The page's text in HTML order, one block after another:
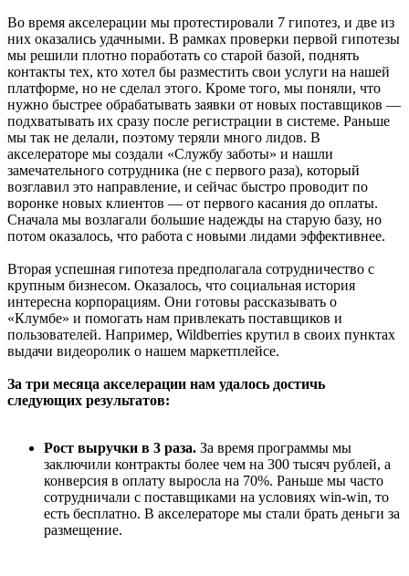
Во время акселерации мы протестировали 7 гипотез, и две из
них оказались удачными. В рамках проверки первой гипотезы
мы решили плотно поработать со старой базой, поднять
контакты тех, кто хотел бы разместить свои услуги на нашей
платформе, но не сделал этого. Кроме того, мы поняли, что
нужно быстрее обрабатывать заявки от новых поставщиков —
подхватывать их сразу после регистрации в системе. Раньше
мы так не делали, поэтому теряли много лидов. В
акселераторе мы создали «Службу заботы» и нашли
замечательного сотрудника (не с первого раза), который
возглавил это направление, и сейчас быстро проводит по
воронке новых клиентов — от первого касания до оплаты.
Сначала мы возлагали большие надежды на старую базу, но
потом оказалось, что работа с новыми лидами эффективнее.
Вторая успешная гипотеза предполагала сотрудничество с
крупным бизнесом. Оказалось, что социальная история
интересна корпорациям. Они готовы рассказывать о
«Клумбе» и помогать нам привлекать поставщиков и
пользователей. Например, Wildberries крутил в своих пунктах
выдачи видеоролик о нашем маркетплейсе.
За три месяца акселерации нам удалось достичь
следующих результатов:
Рост выручки в 3 раза. За время программы мы
заключили контракты более чем на 300 тысяч рублей, а
конверсия в оплату выросла на 70%. Раньше мы часто
сотрудничали с поставщиками на условиях win-win, то
есть бесплатно. В акселераторе мы стали брать деньги за
размещение.